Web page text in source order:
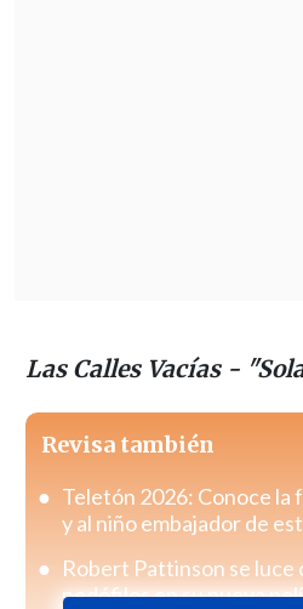
Las Calles Vacías -
Revisa también
Teletón 2026: Conoce la
y al niño embajador de
Robert Pattinson se luce
pedófilos en su nueva